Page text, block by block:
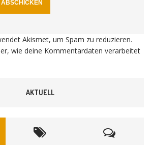
Akismet, um Spam zu reduzieren.
wie deine Kommentardaten verarbeitet
AKTUELL